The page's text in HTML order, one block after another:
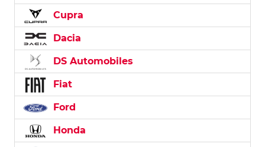
Cupra
Dacia
DS Automobiles
Fiat
Ford
Honda